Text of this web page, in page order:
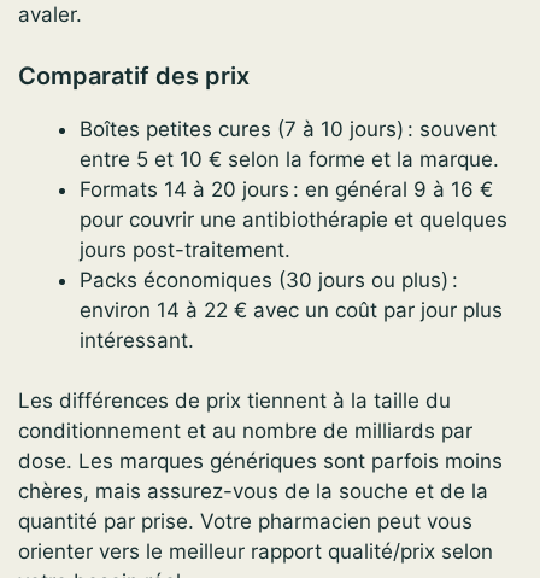
avaler.
Comparatif des prix
Boîtes petites cures (7 à 10 jours) : souvent
entre 5 et 10 € selon la forme et la marque.
Formats 14 à 20 jours : en général 9 à 16 €
pour couvrir une antibiothérapie et quelques
jours post-traitement.
Packs économiques (30 jours ou plus) :
environ 14 à 22 € avec un coût par jour plus
intéressant.
Les différences de prix tiennent à la taille du
conditionnement et au nombre de milliards par
dose. Les marques génériques sont parfois moins
chères, mais assurez-vous de la souche et de la
quantité par prise. Votre pharmacien peut vous
orienter vers le meilleur rapport qualité/prix selon